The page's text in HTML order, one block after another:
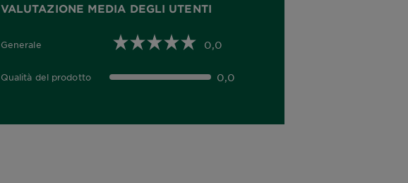
VALUTAZIONE MEDIA DEGLI UTENTI
Generale
0,0 out of 5 stars 0,0
Qualità del prodotto
0,0 out of 5 stars 0,0